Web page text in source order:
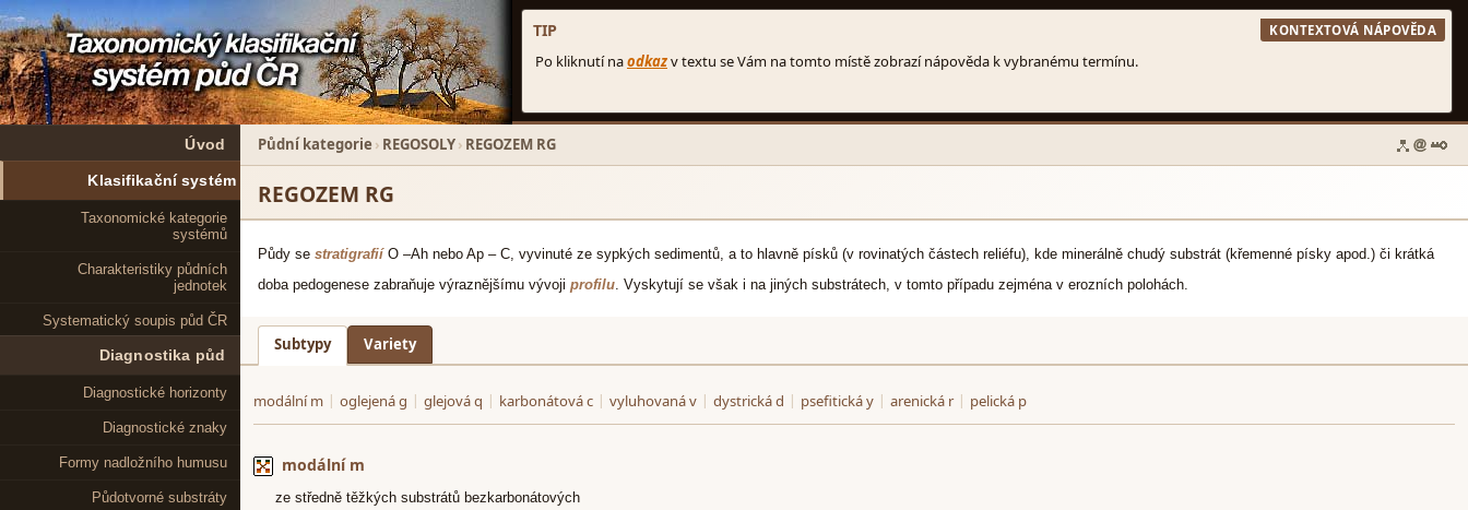
Úvod
Klasifikační systém
Taxonomické kategorie
systémů
Charakteristiky půdních
jednotek
Systematický soupis půd ČR
Diagnostika půd
Diagnostické horizonty
Diagnostické znaky
Formy nadložního humusu
Půdotvorné substráty
Půdní kategorie› REGOSOLY› REGOZEM RG
REGOZEM RG
Půdy se stratigrafií O –Ah nebo Ap – C, vyvinuté ze sypkých sedimentů, a to hlavně písků (v rovinatých částech reliéfu), kde minerálně chudý substrát (křemenné písky apod.) či krátká
doba pedogenese zabraňuje výraznějšímu vývoji profilu. Vyskytují se však i na jiných substrátech, v tomto případu zejména v erozních polohách.
Subtypy Variety